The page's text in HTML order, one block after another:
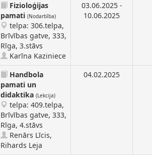
Fizioloģijas
pamati (Nodarbība)
telpa: 306.telpa,
Brīvības gatve, 333,
Rīga, 3.stāvs
Karīna Kaziniece
03.06.2025 -
10.06.2025
Handbola
pamati un
didaktika (Lekcija)
telpa: 409.telpa,
Brīvības gatve, 333,
Rīga, 4.stāvs
Renārs Līcis,
Rihards Leja
04.02.2025